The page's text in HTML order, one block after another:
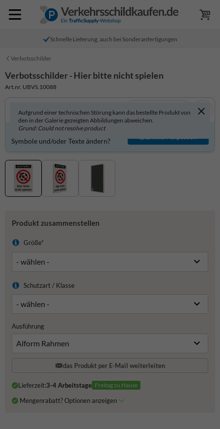
Schnelle Lieferung, auch bei Sonderanfertigungen
Verbotsschilder
Verbotsschilder - Hier bitte nicht spielen
Art.nr. UBVS.10088
Aufgrund einer technischen Störung kann das bestellte Produkt von
den in der Galerie gezeigten Abbildungen abweichen.
Grund: Could not resolve product
In 3D anzeigen
Produkt individuell gestalten?
Symbole und/oder Texte ändern?
Entwurf anpassen
Produkt zusammenstellen
Größe*
Schutzart / Klasse
Ausführung
das Produkt per E-Mail weiterleiten
Lieferzeit:3-4 Arbeitstage Freitag zu Hause
Mengenrabatt? Optionen anzeigen